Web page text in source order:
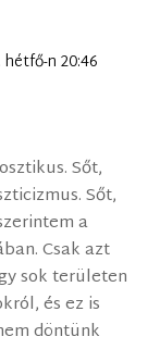
hétfő-n 20:46
Sőt,
Sőt,
a
Csak azt
sok területen
és ez is
döntünk